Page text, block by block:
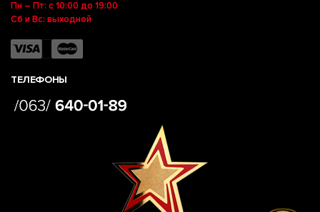
Пн – Пт: с 10:00 до 19:00
Сб и Вс: выходной
ТЕЛЕФОНЫ